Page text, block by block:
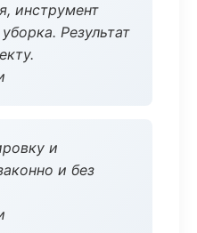
инструмент
Результат
и
и без